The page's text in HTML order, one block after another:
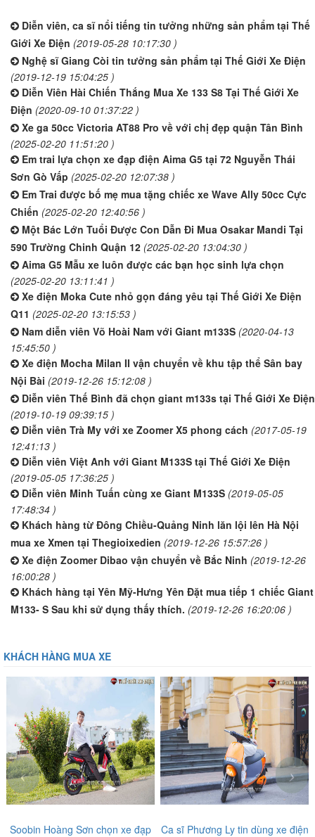
Diễn viên, ca sĩ nổi tiếng tin tưởng những sản phẩm tại Thế
Giới Xe Điện (2019-05-28 10:17:30 )
Nghệ sĩ Giang Còi tin tưởng sản phẩm tại Thế Giới Xe Điện
(2019-12-19 15:04:25 )
Diễn Viên Hài Chiến Thắng Mua Xe 133 S8 Tại Thế Giới Xe
Điện (2020-09-10 01:37:22 )
Xe ga 50cc Victoria AT88 Pro về với chị đẹp quận Tân Bình
(2025-02-20 11:51:20 )
Em trai lựa chọn xe đạp điện Aima G5 tại 72 Nguyễn Thái
Sơn Gò Vấp (2025-02-20 12:07:38 )
Em Trai được bố mẹ mua tặng chiếc xe Wave Ally 50cc Cực
Chiến (2025-02-20 12:40:56 )
Một Bác Lớn Tuổi Được Con Dẫn Đi Mua Osakar Mandi Tại
590 Trường Chinh Quận 12 (2025-02-20 13:04:30 )
Aima G5 Mẫu xe luôn được các bạn học sinh lựa chọn
(2025-02-20 13:11:41 )
Xe điện Moka Cute nhỏ gọn đáng yêu tại Thế Giới Xe Điện
Q11 (2025-02-20 13:15:53 )
Nam diễn viên Võ Hoài Nam với Giant m133S (2020-04-13
15:45:50 )
Xe điện Mocha Milan II vận chuyển về khu tập thể Sân bay
Nội Bài (2019-12-26 15:12:08 )
Diễn viên Thế Bình đã chọn giant m133s tại Thế Giới Xe Điện
(2019-10-19 09:39:15 )
Diễn viên Trà My với xe Zoomer X5 phong cách (2017-05-19
12:41:13 )
Diễn viên Việt Anh với Giant M133S tại Thế Giới Xe Điện
(2019-05-05 17:36:25 )
Diễn viên Minh Tuấn cùng xe Giant M133S (2019-05-05
17:48:34 )
Khách hàng từ Đông Chiều-Quảng Ninh lăn lội lên Hà Nội
mua xe Xmen tại Thegioixedien (2019-12-26 15:57:26 )
Xe điện Zoomer Dibao vận chuyển về Bắc Ninh (2019-12-26
16:00:28 )
Khách hàng tại Yên Mỹ-Hưng Yên Đặt mua tiếp 1 chiếc Giant
M133- S Sau khi sử dụng thấy thích. (2019-12-26 16:20:06 )
KHÁCH HÀNG MUA XE
Ca sĩ Phương Ly tin dùng xe điện
Diễn viên, ca sĩ nổi tiếng tin
‹ ›